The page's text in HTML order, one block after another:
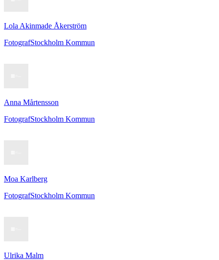
Lola Akinmade Åkerström
FotografStockholm Kommun
Anna Mårtensson
FotografStockholm Kommun
Moa Karlberg
FotografStockholm Kommun
Ulrika Malm